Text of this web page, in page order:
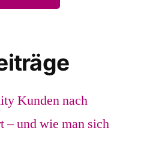
Kunden nach
– und wie man sich